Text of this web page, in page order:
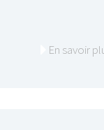
En savoir